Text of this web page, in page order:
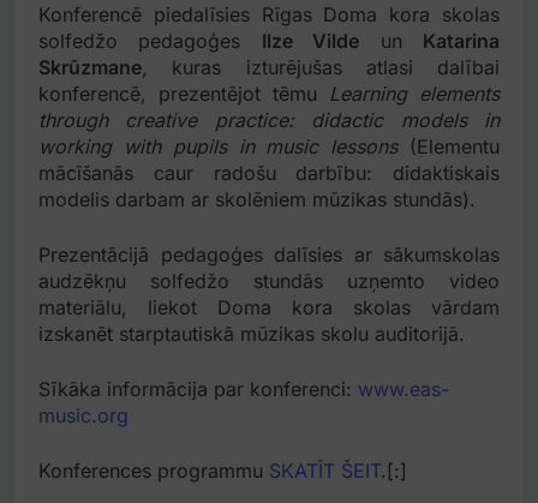
Konferencē piedalīsies Rīgas Doma kora skolas
solfedžo pedagoģes Ilze Vilde un Katarina
Skrūzmane, kuras izturējušas atlasi dalībai
konferencē, prezentējot tēmu Learning elements
through creative practice: didactic models in
working with pupils in music lessons(Elementu
mācīšanās caur radošu darbību: didaktiskais
modelis darbam ar skolēniem mūzikas stundās).
Prezentācijā pedagoģes dalīsies ar sākumskolas
audzēkņu solfedžo stundās uzņemto video
materiālu, liekot Doma kora skolas vārdam
izskanēt starptautiskā mūzikas skolu auditorijā.
Sīkāka informācija par konferenci: www.eas-
music.org
Konferences programmu SKATĪT ŠEIT.[:]